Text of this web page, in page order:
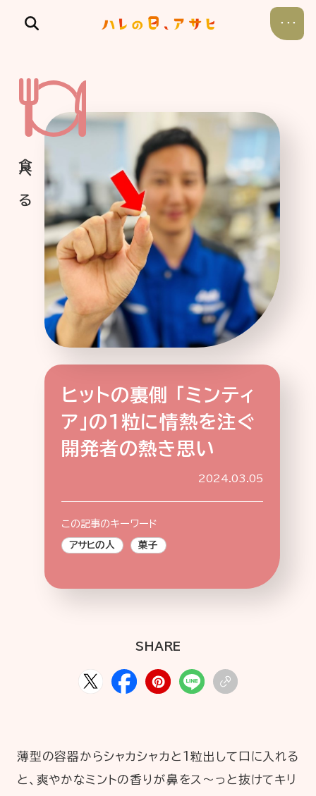
暮らす
遊ぶ
考える
特集記事 連載 アサヒの人 歴史
夏のビール特集2025 ビール
お酒との付き合い方 ウイスキー
レシピ みんなで乾杯
特別なおやつ時間 エノテカ
ABOUT
ヒットの裏側 「ミンティ
ア」の１粒に情熱を注ぐ
開発者の熱き思い
2024.03.05
この記事のキーワード
アサヒの人 菓子
SHARE
薄型の容器からシャカシャカと1粒出して口に入れる
と、爽やかなミントの香りが鼻をス～っと抜けてキリ